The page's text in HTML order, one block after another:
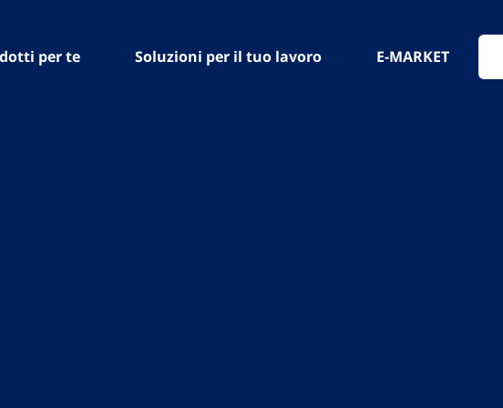
per te Soluzioni per il tuo lavoro E-MARKET